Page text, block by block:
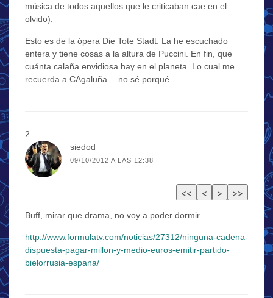
música de todos aquellos que le criticaban cae en el
olvido).
Esto es de la ópera Die Tote Stadt. La he escuchado
entera y tiene cosas a la altura de Puccini. En fin, que
cuánta calaña envidiosa hay en el planeta. Lo cual me
recuerda a CAgaluña… no sé porqué.
siedod
09/10/2012 A LAS 12:38
Buff, mirar que drama, no voy a poder dormir
http://www.formulatv.com/noticias/27312/ninguna-cadena-
dispuesta-pagar-millon-y-medio-euros-emitir-partido-
bielorrusia-espana/